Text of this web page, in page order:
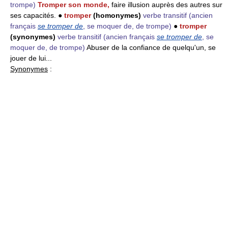
trompe) Tromper son monde, faire illusion auprès des autres sur
ses capacités. ● tromper(homonymes) verbe transitif (ancien
français se tromper de, se moquer de, de trompe) ● tromper
(synonymes) verbe transitif (ancien français se tromper de, se
moquer de, de trompe) Abuser de la confiance de quelqu'un, se
jouer de lui...
Synonymes :